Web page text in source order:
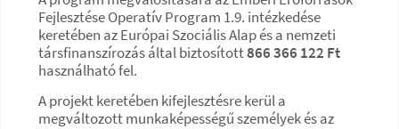
Fejlesztése Operatív Program 1.9. intézkedése
keretében az Európai Szociális Alap és a nemzeti
társfinanszírozás által biztosított866 366 122 Ft
használható fel.
A projekt keretében kifejlesztésre kerül a
megváltozott munkaképességű személyek és az